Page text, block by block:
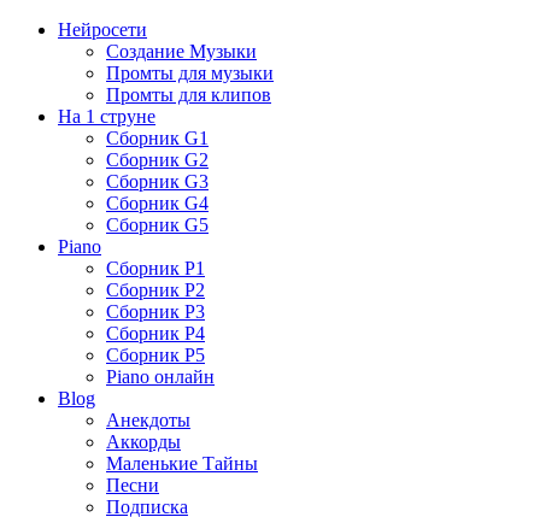
Нейросети
Создание Музыки
Промты для музыки
Промты для клипов
На 1 струне
Сборник G1
Сборник G2
Сборник G3
Сборник G4
Сборник G5
Piano
Сборник P1
Сборник P2
Сборник P3
Сборник P4
Сборник P5
Piano онлайн
Blog
Анекдоты
Аккорды
Маленькие Тайны
Песни
Подписка